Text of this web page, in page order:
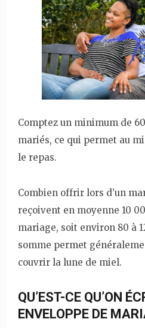
Comptez un minimum de
mariés, ce qui permet au
le repas.
Combien offrir lors d’un
reçoivent en moyenne 10
mariage, soit environ 80 à
somme permet
couvrir la lune de miel.
QU’EST-CE QU’ON
ENVELOPPE DE